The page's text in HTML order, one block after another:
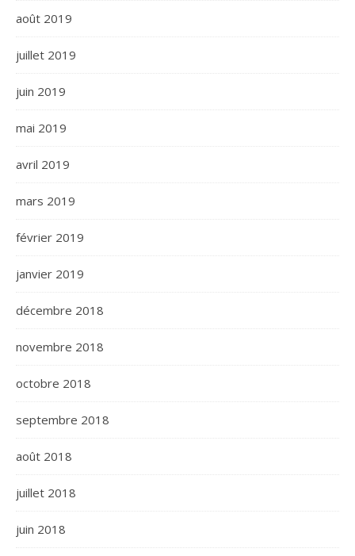
août 2019
juillet 2019
juin 2019
mai 2019
avril 2019
mars 2019
février 2019
janvier 2019
décembre 2018
novembre 2018
octobre 2018
septembre 2018
août 2018
juillet 2018
juin 2018